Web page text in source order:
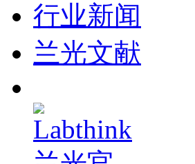
行业新闻
兰光文献